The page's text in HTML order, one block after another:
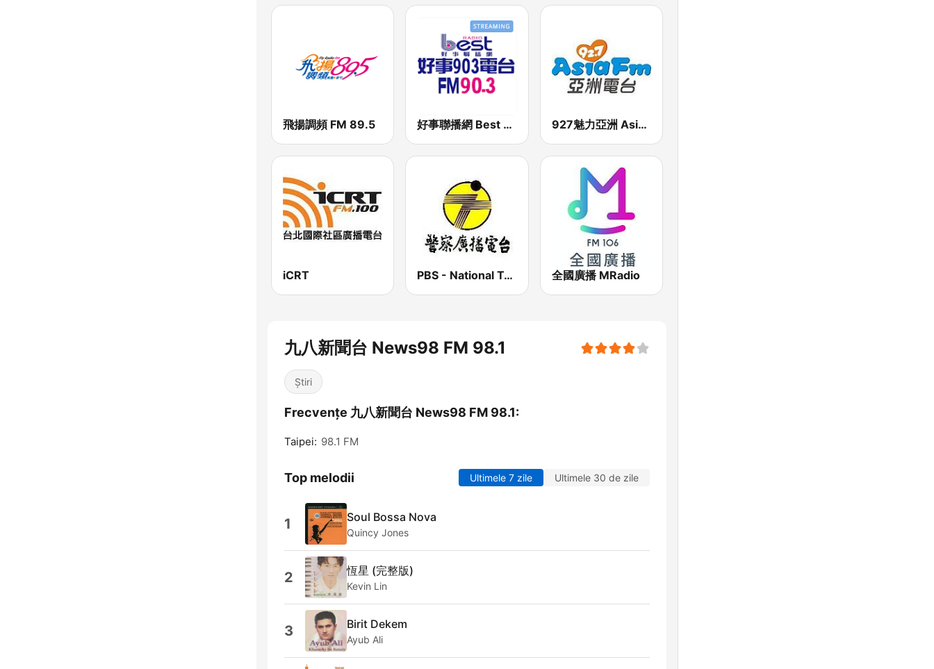
飛揚調頻 FM 89.5 好事聯播網 Best Radio FM90.3 927魅力亞洲 Asia FM 亞洲電台
iCRT PBS - National Transportation 全國廣播 MRadio
九八新聞台 News98 FM 98.1
Știri
Frecvențe 九八新聞台 News98 FM 98.1:
Taipei: 98.1 FM
Top melodii Ultimele 7 zile Ultimele 30 de zile
1 Soul Bossa Nova
Quincy Jones
2 恆星 (完整版)
Kevin Lin
3 Birit Dekem
Ayub Ali